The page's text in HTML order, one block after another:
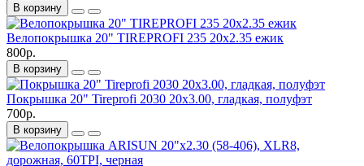
В корзину
Велопокрышка 20" TIREPROFI 235 20x2.35 ежик
800р.
В корзину
Покрышка 20" Tireprofi 2030 20x3.00, гладкая, полуфэт
700р.
В корзину